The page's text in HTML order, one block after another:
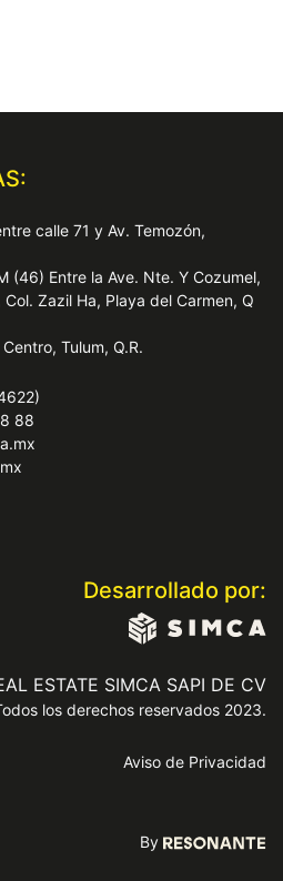
calle 71 y Av. Temozón,
(46) Entre la Ave. Nte. Y Cozumel,
Zazil Ha, Playa del Carmen, Q
Tulum, Q.R.
88
Desarrollado por:
ESTATE SIMCA SAPI DE CV
los derechos reservados 2023.
Aviso de Privacidad
By